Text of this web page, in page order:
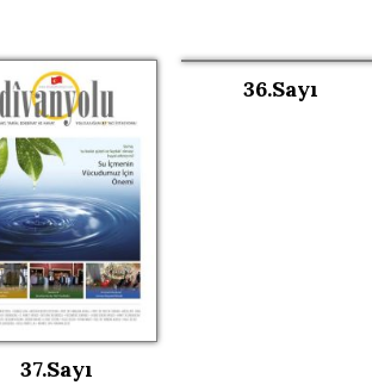
37.Sayı
36.Sayı